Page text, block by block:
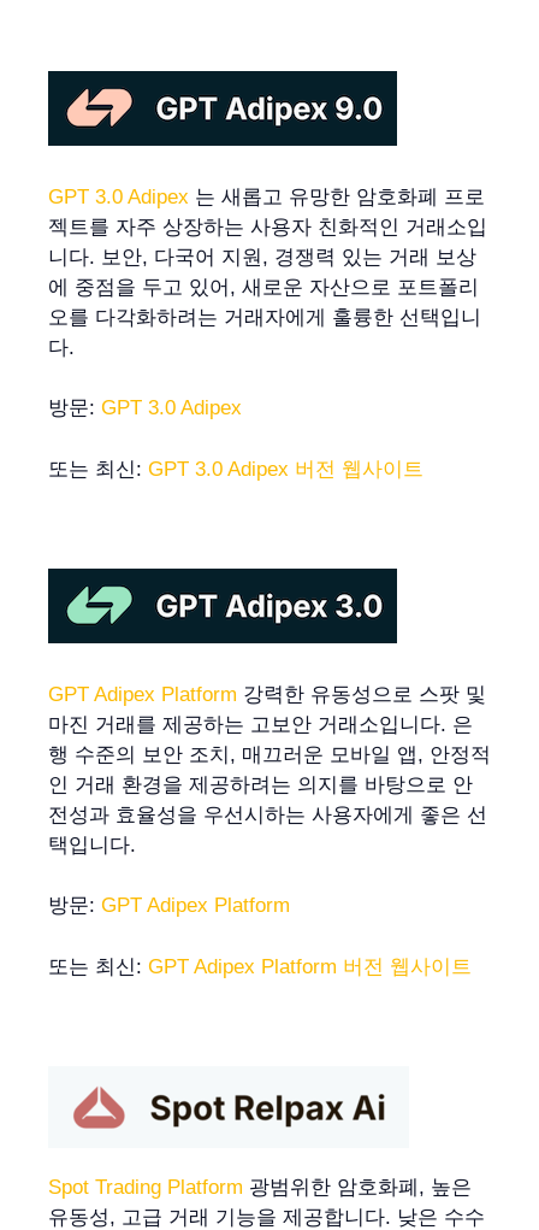
GPT 3.0 Adipex 는 새롭고 유망한 암호화폐 프로
젝트를 자주 상장하는 사용자 친화적인 거래소입
니다. 보안, 다국어 지원, 경쟁력 있는 거래 보상
에 중점을 두고 있어, 새로운 자산으로 포트폴리
오를 다각화하려는 거래자에게 훌륭한 선택입니
다.
방문: GPT 3.0 Adipex
또는 최신: GPT 3.0 Adipex 버전 웹사이트
GPT Adipex Platform 강력한 유동성으로 스팟 및
마진 거래를 제공하는 고보안 거래소입니다. 은
행 수준의 보안 조치, 매끄러운 모바일 앱, 안정적
인 거래 환경을 제공하려는 의지를 바탕으로 안
전성과 효율성을 우선시하는 사용자에게 좋은 선
택입니다.
방문: GPT Adipex Platform
또는 최신: GPT Adipex Platform 버전 웹사이트
Spot Trading Platform 광범위한 암호화폐, 높은
유동성, 고급 거래 기능을 제공합니다. 낮은 수수